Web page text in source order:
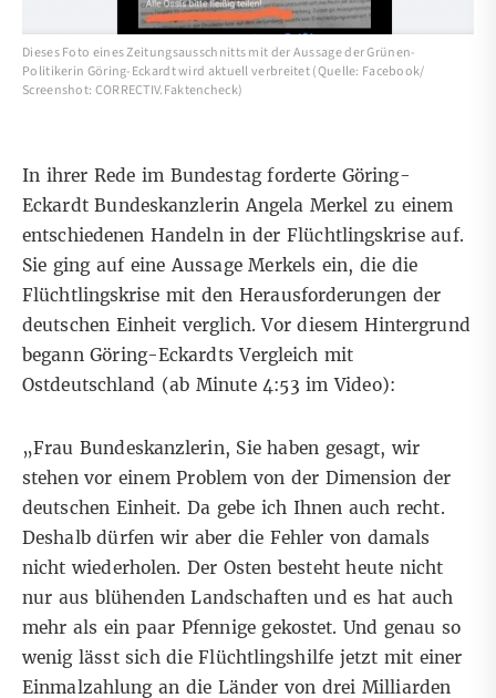
Dieses Foto eines Zeitungsausschnitts mit der Aussage der Grünen-
Politikerin Göring-Eckardt wird aktuell verbreitet (Quelle: Facebook/
Screenshot: CORRECTIV.Faktencheck)
In ihrer Rede im Bundestag forderte Göring-
EckardtBundeskanzlerin Angela Merkel zu einem
entschiedenen Handeln in der Flüchtlingskrise auf.
Sie ging auf eineAussage Merkels ein, die die
Flüchtlingskrise mit den Herausforderungen der
deutschen Einheit verglich. Vor diesem Hintergrund
begann Göring-Eckardts Vergleich mit
Ostdeutschland (ab Minute 4:53 im Video):
„Frau Bundeskanzlerin, Sie haben gesagt, wir
stehen vor einem Problem von der Dimension der
deutschen Einheit. Da gebe ich Ihnen auch recht.
Deshalb dürfen wir aber die Fehler von damals
nicht wiederholen. Der Osten besteht heute nicht
nur aus blühenden Landschaften und es hat auch
mehr als ein paar Pfennige gekostet. Und genau so
wenig lässt sich die Flüchtlingshilfe jetzt mit einer
Einmalzahlung an die Länder von drei Milliarden